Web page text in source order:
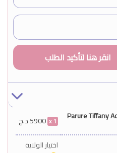
Parure Tiffany
1
5900د.ج
اختيار الولاية